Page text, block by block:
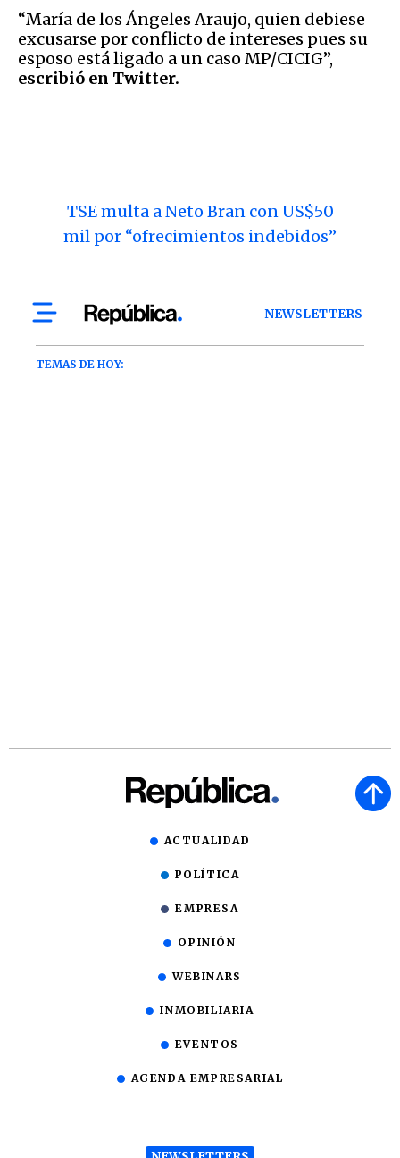
“María de los Ángeles Araujo, quien debiese
excusarse por conflicto de intereses pues su
esposo está ligado a un caso MP/CICIG”,
escribió en Twitter.
TSE multa a Neto Bran con US$50
mil por “ofrecimientos indebidos”
ACTUALIDAD
POLÍTICA
EMPRESA
OPINIÓN
WEBINARS
INMOBILIARIA
EVENTOS
AGENDA EMPRESARIAL